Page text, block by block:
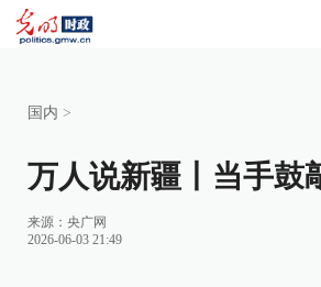
国内 >
万人说新疆丨当手鼓
来源： 央广网
2026-06-03 21:49